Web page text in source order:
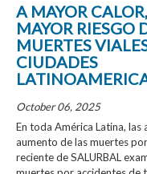
A MAYOR CALOR,
MAYOR RIESGO
MUERTES
CIUDADES
October 06, 2025
En toda América Latina, las
aumento de las muertes
reciente de SALURBAL